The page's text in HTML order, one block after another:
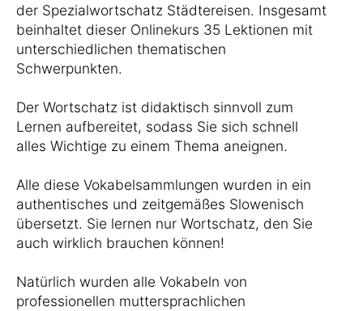
der Spezialwortschatz Städtereisen. Insgesamt
beinhaltet dieser Onlinekurs 35 Lektionen mit
unterschiedlichen thematischen
Schwerpunkten.
Der Wortschatz ist didaktisch sinnvoll zum
Lernen aufbereitet, sodass Sie sich schnell
alles Wichtige zu einem Thema aneignen.
Alle diese Vokabelsammlungen wurden in ein
authentisches und zeitgemäßes Slowenisch
übersetzt. Sie lernen nur Wortschatz, den Sie
auch wirklich brauchen können!
Natürlich wurden alle Vokabeln von
professionellen muttersprachlichen